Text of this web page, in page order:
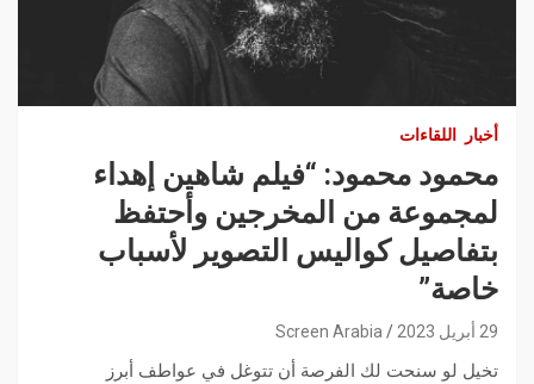
أخبار اللقاءات
محمود محمود: “فيلم شاهين إهداء
لمجموعة من المخرجين وأحتفظ
بتفاصيل كواليس التصوير لأسباب
خاصة”
29 أبريل 2023 Screen Arabia
تخيل لو سنحت لك الفرصة أن تتوغل في عواطف أبرز